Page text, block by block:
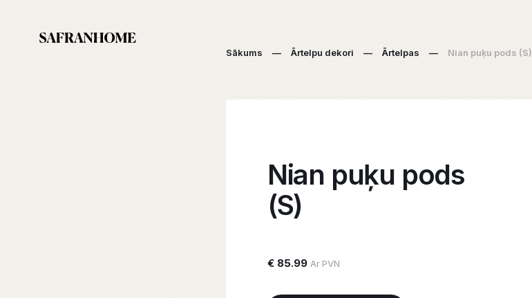
Sākums — Ārtelpu dekori — Ārtelpas — Nian puķu pods (S)
Nian puķu pods
(S)
€ 85.99 Ar PVN